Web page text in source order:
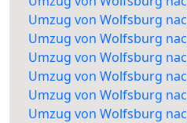
Umzug von Wolfsburg
Umzug von Wolfsburg
Umzug von Wolfsburg
Umzug von Wolfsburg
Umzug von Wolfsburg
Umzug von Wolfsburg